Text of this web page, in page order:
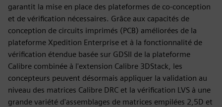
garantit la mise en place des plateformes de co-conception
et de vérification nécessaires. Grâce aux capacités de
conception de circuits imprimés (PCB) améliorées de la
plateforme Xpedition Enterprise et à la fonctionnalité de
vérification étendue basée sur GDSII de la plateforme
Calibre combinée à l'extension Calibre 3DStack, les
concepteurs peuvent désormais appliquer la validation au
niveau des matrices Calibre DRC et la vérification LVS à une
grande variété d'assemblages de matrices empilées 2,5D et